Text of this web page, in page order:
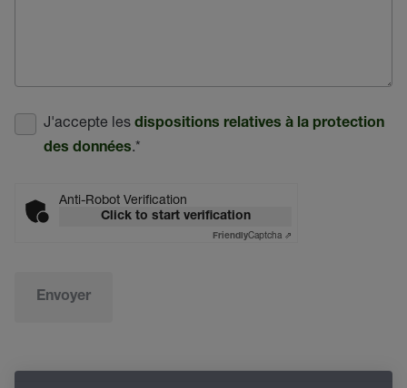
J'accepte les dispositions relatives à la protection
des données.*
Anti-Robot Verification
Click to start verification
FriendlyCaptcha ⇗
Envoyer